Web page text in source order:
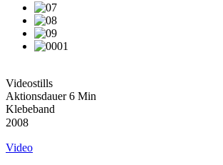
Videostills
Aktionsdauer 6 Min
Klebeband
2008
Video